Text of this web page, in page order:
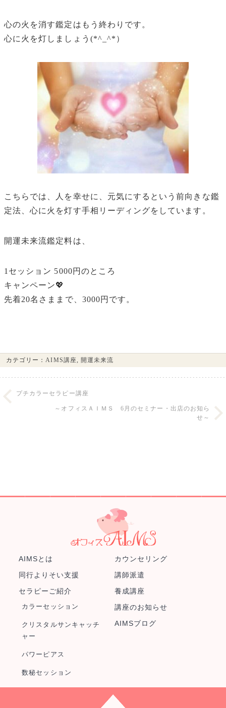
心の火を消す鑑定はもう終わりです。
心に火を灯しましょう(*^_^*）
こちらでは、人を幸せに、元気にするという前向きな鑑
定法、心に火を灯す手相リーディングをしています。
開運未来流鑑定料は、
1セッション 5000円のところ
キャンペーン💖
先着20名さままで、3000円です。
カテゴリー：AIMS講座, 開運未来流
プチカラーセラピー講座
～オフィスＡＩＭＳ 6月のセミナー・出店のお知ら
せ～
AIMSとは カウンセリング
同行よりそい支援 講師派遣
セラピーご紹介
カラーセッション
クリスタルサンキャッチ
ャー
パワーピアス
数秘セッション
養成講座
講座のお知らせ
AIMSブログ